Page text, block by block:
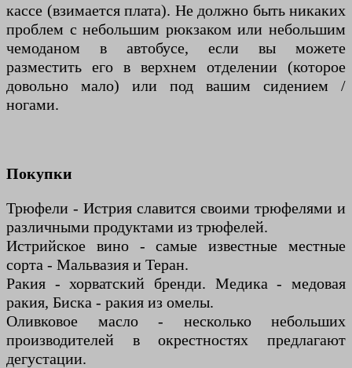
кассе (взимается плата). Не должно быть никаких
проблем с небольшим рюкзаком или небольшим
чемоданом в автобусе, если вы можете
разместить его в верхнем отделении (которое
довольно мало) или под вашим сидением /
ногами.
Покупки
Трюфели - Истрия славится своими трюфелями и
различными продуктами из трюфелей.
Истрийское вино - самые известные местные
сорта - Мальвазия и Теран.
Ракия - хорватский бренди. Медика - медовая
ракия, Биска - ракия из омелы.
Оливковое масло - несколько небольших
производителей в окрестностях предлагают
дегустации.